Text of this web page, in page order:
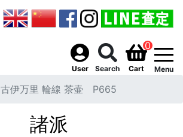
User Search
0
Cart Menu
古伊万里 輪線 茶壷 P665
諸派